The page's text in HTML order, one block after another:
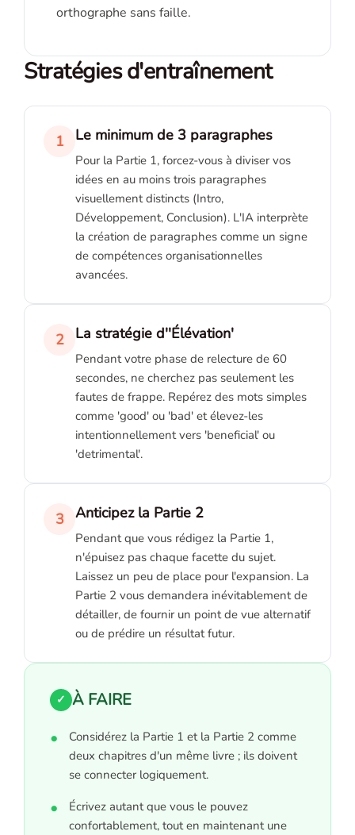
orthographe sans faille.
Stratégies d'entraînement
1 Le minimum de 3 paragraphes
Pour la Partie 1, forcez-vous à diviser vos
idées en au moins trois paragraphes
visuellement distincts (Intro,
Développement, Conclusion). L'IA interprète
la création de paragraphes comme un signe
de compétences organisationnelles
avancées.
2 La stratégie d''Élévation'
Pendant votre phase de relecture de 60
secondes, ne cherchez pas seulement les
fautes de frappe. Repérez des mots simples
comme 'good' ou 'bad' et élevez-les
intentionnellement vers 'beneficial' ou
'detrimental'.
3 Anticipez la Partie 2
Pendant que vous rédigez la Partie 1,
n'épuisez pas chaque facette du sujet.
Laissez un peu de place pour l'expansion. La
Partie 2 vous demandera inévitablement de
détailler, de fournir un point de vue alternatif
ou de prédire un résultat futur.
✓ À FAIRE
Considérez la Partie 1 et la Partie 2 comme
deux chapitres d'un même livre ; ils doivent
se connecter logiquement.
Écrivez autant que vous le pouvez
confortablement, tout en maintenant une